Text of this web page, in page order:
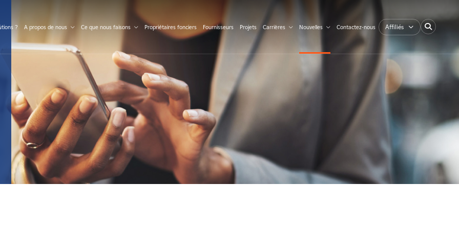
? A propos de nous Ce que nous faisons Propriétaires fonciers Fournisseurs Projets Carrières Nouvelles Contactez-nous Affiliés